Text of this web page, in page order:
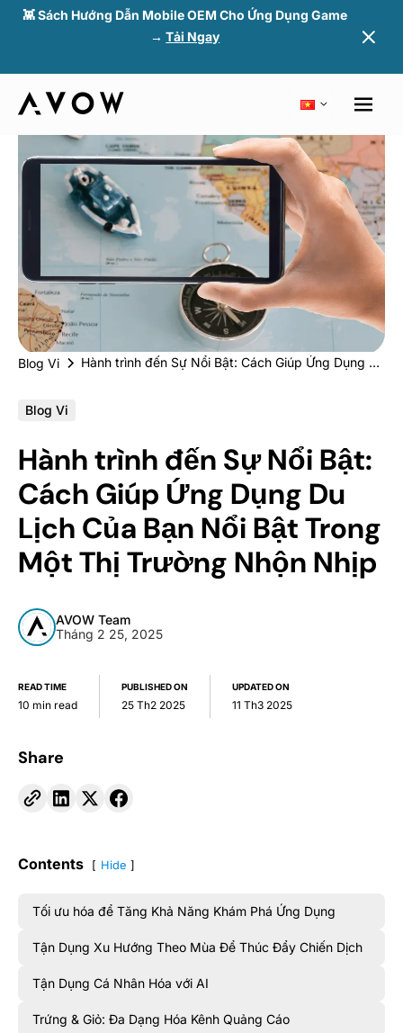
👾 Sách Hướng Dẫn Mobile OEM Cho Ứng Dụng Game
→Tải Ngay
Blog Vi Hành trình đến Sự Nổi Bật: Cách Giúp Ứng Dụng Du Lịch Của Bạn Nổi Bật Trong Một Thị Trường Nhộn Nhịp
Blog Vi
Hành trình đến Sự Nổi Bật:
Cách Giúp Ứng Dụng Du
Lịch Của Bạn Nổi Bật Trong
Một Thị Trường Nhộn Nhịp
AVOW Team
Tháng 2 25, 2025
READ TIME
10 min read
PUBLISHED ON
25 Th2 2025
UPDATED ON
11 Th3 2025
Share
Contents Hide
Tối ưu hóa để Tăng Khả Năng Khám Phá Ứng Dụng
Tận Dụng Xu Hướng Theo Mùa Để Thúc Đẩy Chiến Dịch
Tận Dụng Cá Nhân Hóa với AI
Trứng & Giỏ: Đa Dạng Hóa Kênh Quảng Cáo